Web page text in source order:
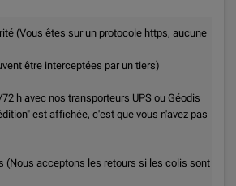
(Vous êtes sur un protocole https, aucune
être interceptées par un tiers)
h avec nos transporteurs UPS ou Géodis
est affichée, c'est que vous n'avez pas
(Nous acceptons les retours si les colis sont